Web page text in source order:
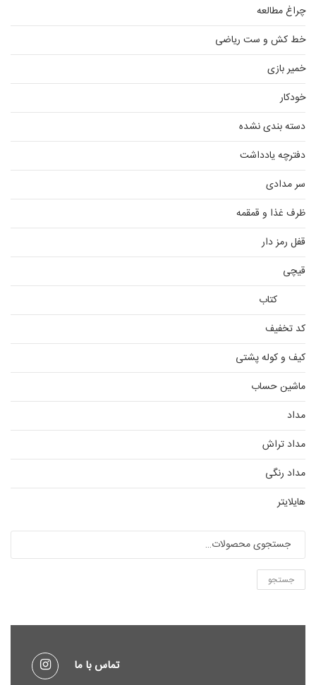
چراغ مطالعه
خط کش و ست ریاضی
خمیر بازی
خودکار
دسته بندی نشده
دفترچه یادداشت
سر مدادی
ظرف غذا و قمقمه
قفل رمز دار
قیچی
کتاب
کد تخفیف
کیف و کوله پشتی
ماشین حساب
مداد
مداد تراش
مداد رنگی
هایلایتر
جستجو
تماس با ما